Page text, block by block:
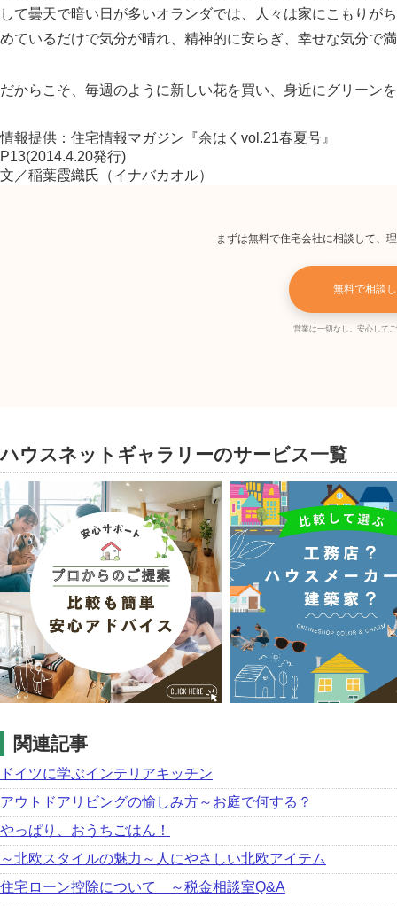
して曇天で暗い日が多いオランダでは、人々は家にこもりが
めているだけで気分が晴れ、精神的に安らぎ、幸せな気分で
だからこそ、毎週のように新しい花を買い、身近にグリーン
情報提供：住宅情報マガジン『余はくvol.21春夏号』
P13(2014.4.20発行)
文／稲葉霞織氏（イナバカオル）
まずは無料で住宅会社に相談して、
無料で相談
営業は一切なし。安心して
ハウスネットギャラリーのサービス一覧
関連記事
ドイツに学ぶインテリアキッチン
アウトドアリビングの愉しみ方～お庭で何する？
やっぱり、おうちごはん！
～北欧スタイルの魅力～人にやさしい北欧アイテム
住宅ローン控除について ～税金相談室Q&A